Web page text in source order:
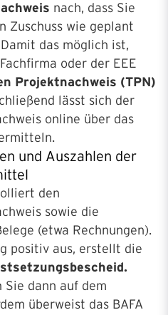
nach, dass Sie
Zuschuss wie geplant
das möglich ist,
oder der EEE
Projektnachweis (TPN)
lässt sich der
online über das
und Auszahlen der
den
sowie die
(etwa Rechnungen).
positiv aus, erstellt die
Sie dann auf dem
überweist das BAFA